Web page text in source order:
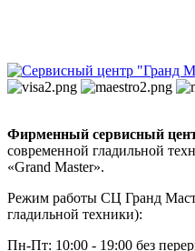
Фирменный сервисный
современной гладильной
«Grand Master».
Режим работы СЦ Гранд
гладильной техники):
Пн-Пт: 10:00 - 19:00 без